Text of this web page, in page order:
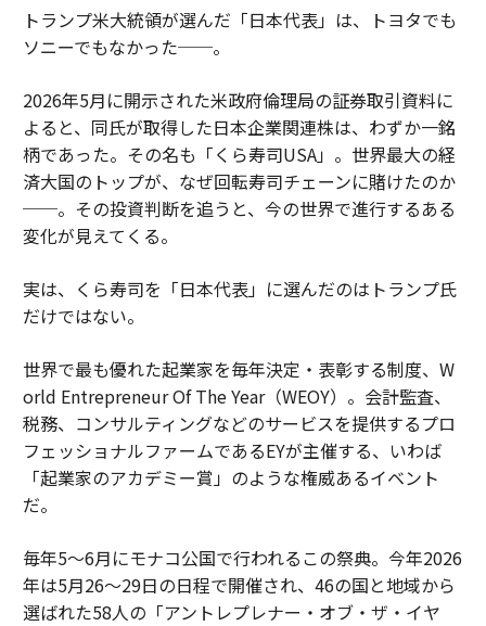
トランプ米大統領が選んだ「日本代表」は、トヨタでも
ソニーでもなかった──。
2026年5月に開示された米政府倫理局の証券取引資料に
よると、同氏が取得した日本企業関連株は、わずか一銘
柄であった。その名も「くら寿司USA」。世界最大の経
済大国のトップが、なぜ回転寿司チェーンに賭けたのか
──。その投資判断を追うと、今の世界で進行するある
変化が見えてくる。
実は、くら寿司を「日本代表」に選んだのはトランプ氏
だけではない。
世界で最も優れた起業家を毎年決定・表彰する制度、W
orld Entrepreneur Of The Year（WEOY）。会計監査、
税務、コンサルティングなどのサービスを提供するプロ
フェッショナルファームであるEYが主催する、いわば
「起業家のアカデミー賞」のような権威あるイベント
だ。
毎年5〜6月にモナコ公国で行われるこの祭典。今年2026
年は5月26〜29日の日程で開催され、46の国と地域から
選ばれた58人の「アントレプレナー・オブ・ザ・イヤ